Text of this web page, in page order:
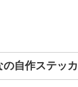
の自作ステッ